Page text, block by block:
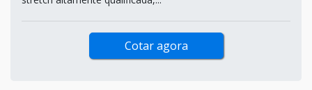
Cotar agora